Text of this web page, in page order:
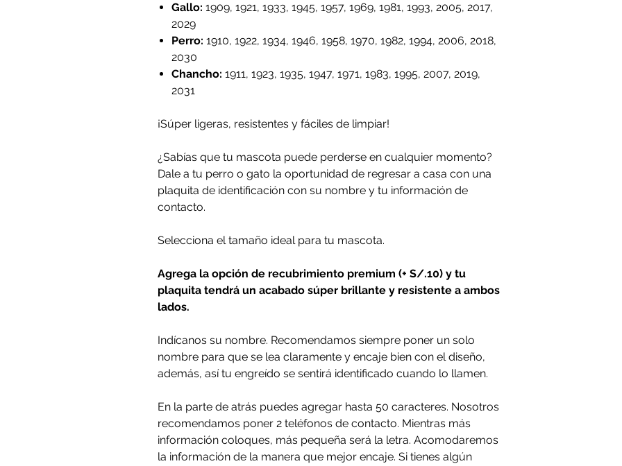
Gallo: 1909, 1921, 1933, 1945, 1957, 1969, 1981, 1993, 2005, 2017,
2029
Perro: 1910, 1922, 1934, 1946, 1958, 1970, 1982, 1994, 2006, 2018,
2030
Chancho: 1911, 1923, 1935, 1947, 1971, 1983, 1995, 2007, 2019,
2031
¡Súper ligeras, resistentes y fáciles de limpiar!
¿Sabías que tu mascota puede perderse en cualquier momento?
Dale a tu perro o gato la oportunidad de regresar a casa con una
plaquita de identificación con su nombre y tu información de
contacto.
Selecciona el tamaño ideal para tu mascota.
Agrega la opción de recubrimiento premium (+ S/.10) y tu
plaquita tendrá un acabado súper brillante y resistente a ambos
lados.
Indícanos su nombre. Recomendamos siempre poner un solo
nombre para que se lea claramente y encaje bien con el diseño,
además, así tu engreído se sentirá identificado cuando lo llamen.
En la parte de atrás puedes agregar hasta 50 caracteres. Nosotros
recomendamos poner 2 teléfonos de contacto. Mientras más
información coloques, más pequeña será la letra. Acomodaremos
la información de la manera que mejor encaje. Si tienes algún